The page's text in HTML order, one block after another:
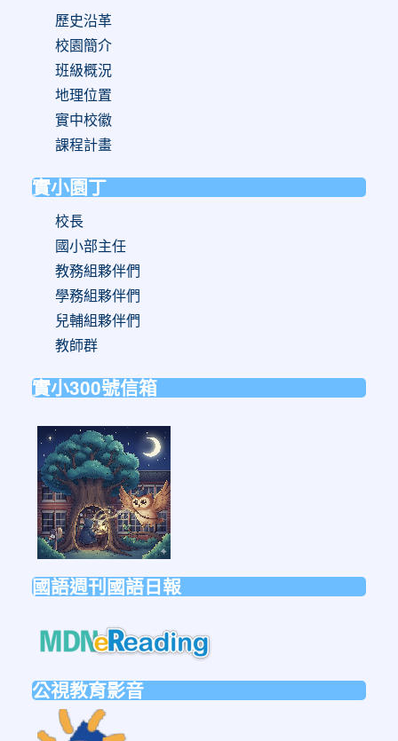
歷史沿革
校園簡介
班級概況
地理位置
實中校徽
課程計畫
實小園丁
校長
國小部主任
教務組夥伴們
學務組夥伴們
兒輔組夥伴們
教師群
實小300號信箱
https://forms.gle/sb6qss7apF2uRjVc7
國語週刊國語日報
公視教育影音